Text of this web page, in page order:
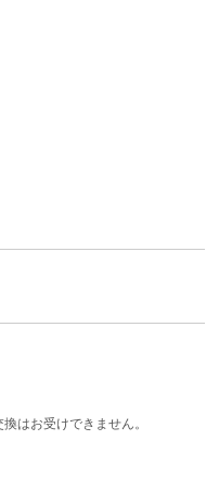
はお受けできません。